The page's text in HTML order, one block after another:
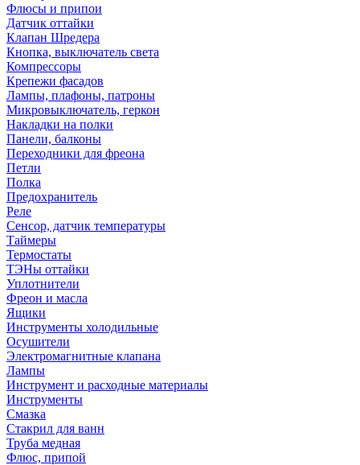
Флюсы и припои
Датчик оттайки
Клапан Шредера
Кнопка, выключатель света
Компрессоры
Крепежи фасадов
Лампы, плафоны, патроны
Микровыключатель, геркон
Накладки на полки
Панели, балконы
Переходники для фреона
Петли
Полка
Предохранитель
Реле
Сенсор, датчик температуры
Таймеры
Термостаты
ТЭНы оттайки
Уплотнители
Фреон и масла
Ящики
Инструменты холодильные
Осушители
Электромагнитные клапана
Лампы
Инструмент и расходные материалы
Инструменты
Смазка
Стакрил для ванн
Труба медная
Флюс, припой